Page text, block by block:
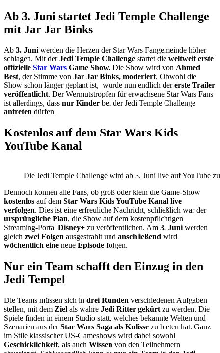
Ab 3. Juni startet Jedi Temple Challenge
mit Jar Jar Binks
Ab 3. Juniwerden die Herzen der Star Wars Fangemeinde höher
schlagen. Mit derJedi Temple Challenge startet die weltweit erste
offizielle Star Wars Game Show. Die Show wird von Ahmed
Best, der Stimme von Jar Jar Binks, moderiert. Obwohl die
Show schon länger geplant ist, wurde nun endlich dererste Trailer
veröffentlicht. Der Wermutstropfen für erwachsene Star Wars Fans
ist allerdings, dass nur Kinder bei der Jedi Temple Challenge
antreten dürfen.
Kostenlos auf dem Star Wars Kids
YouTube Kanal
Die Jedi Temple Challenge wird ab 3. Juni live auf YouTube
Dennoch können alle Fans, ob groß oder klein die Game-Show
kostenlos auf dem Star Wars Kids YouTube Kanal live
verfolgen. Dies ist eine erfreuliche Nachricht, schließlich war der
ursprüngliche Plan, die Show auf dem kostenpflichtigen
Streaming-Portal Disney+ zu veröffentlichen. Am 3. Juni werden
gleich zwei Folgen ausgestrahlt und anschließend wird
wöchentlich eine neue Episode folgen.
Nur ein Team schafft den Einzug in den
Jedi Tempel
Die Teams müssen sich in drei Runden verschiedenen Aufgaben
stellen, mit dem Ziel als wahre Jedi Ritter gekürt zu werden. Die
Spiele finden in einem Studio statt, welches bekannte Welten und
Szenarien aus derStar Wars Saga als Kulisse zu bieten hat. Ganz
im Stile klassischer US-Gameshows wird dabei sowohl
Geschicklichkeit, als auch Wissen von den Teilnehmern